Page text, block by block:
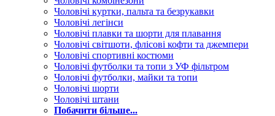
Чоловічі куртки, пальта та безрукавки
Чоловічі легінси
Чоловічі плавки та шорти для плавання
Чоловічі світшоти, флісові кофти та джемпери
Чоловічі спортивні костюми
Чоловічі футболки та топи з УФ фільтром
Чоловічі футболки, майки та топи
Чоловічі шорти
Чоловічі штани
Побачити більше...